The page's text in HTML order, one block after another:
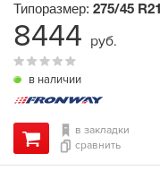
в наличии
Типоразмер: 275/45 R21
в закладки
сравнить
8444 руб.